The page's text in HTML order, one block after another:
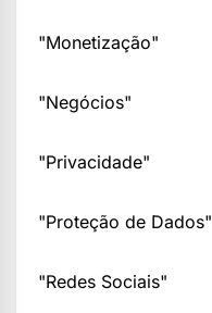
"Monetização"
"Negócios"
"Privacidade"
"Proteção de Dados"
"Redes Sociais"